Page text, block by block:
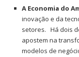
A Economia do
inovação e da
setores. Há dois
apostem na
modelos de